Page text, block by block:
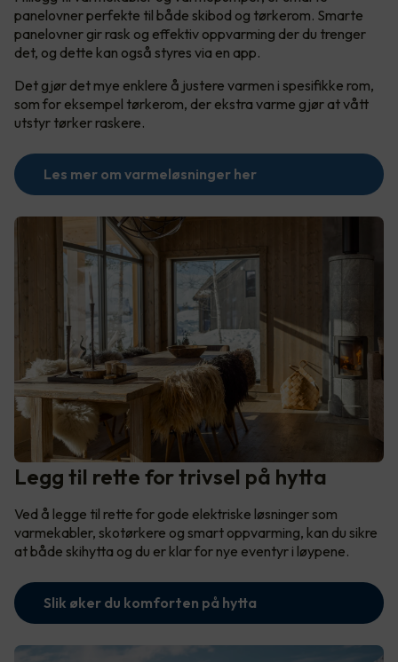
panelovner perfekte til både skibod og tørkerom. Smarte
panelovner gir rask og effektiv oppvarming der du trenger
det, og dette kan også styres via en app.
Det gjør det mye enklere å justere varmen i spesifikke rom,
som for eksempel tørkerom, der ekstra varme gjør at vått
utstyr tørker raskere.
Les mer om varmeløsninger her
Legg til rette for trivsel på hytta
Ved å legge til rette for gode elektriske løsninger som
varmekabler, skotørkere og smart oppvarming, kan du sikre
at både skihytta og du er klar for nye eventyr i løypene.
Slik øker du komforten på hytta